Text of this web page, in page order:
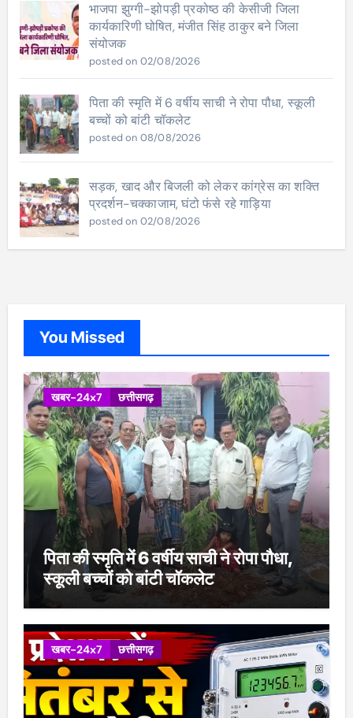
भाजपा झुग्गी-झोपड़ी प्रकोष्ठ की केसीजी जिला
कार्यकारिणी घोषित, मंजीत सिंह ठाकुर बने जिला
संयोजक
posted on 02/08/2026
पिता की स्मृति में 6 वर्षीय साची ने रोपा पौधा, स्कूली
बच्चों को बांटी चॉकलेट
posted on 08/08/2026
सड़क, खाद और बिजली को लेकर कांग्रेस का शक्ति
प्रदर्शन-चक्काजाम, घंटो फंसे रहे गाड़िया
posted on 02/08/2026
You Missed
खबर-24x7 छत्तीसगढ़
पिता की स्मृति में 6 वर्षीय साची ने रोपा पौधा,
स्कूली बच्चों को बांटी चॉकलेट
खबर-24x7 छत्तीसगढ़